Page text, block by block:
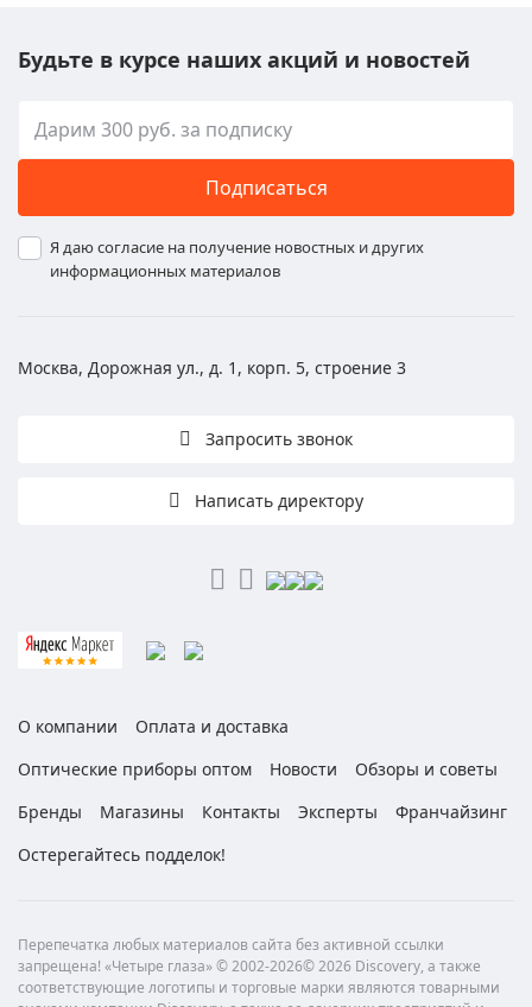
Будьте в курсе наших акций и новостей
Подписаться
Я даю согласие на получение новостных и других
информационных материалов
Москва, Дорожная ул., д. 1, корп. 5, строение 3
Запросить звонок
Написать директору
О компании
Оплата и доставка
Оптические приборы оптом
Новости
Обзоры и советы
Бренды
Магазины Контакты Эксперты
Франчайзинг
Остерегайтесь подделок!
Перепечатка любых материалов сайта без активной ссылки
запрещена! «Четыре глаза» © 2002-2026© 2026 Discovery, а также
соответствующие логотипы и торговые марки являются товарными